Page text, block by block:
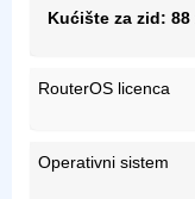
Kućište za zid:
RouterOS licenca
Operativni sistem